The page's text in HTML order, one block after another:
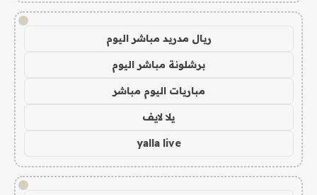
!
ريال مدريد مباشر اليوم
برشلونة مباشر اليوم
مباريات اليوم مباشر
يلا لايف
yalla live
!